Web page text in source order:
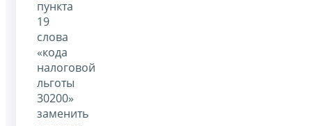
пункта
19
слова
«кода
налоговой
льготы
30200»
заменить